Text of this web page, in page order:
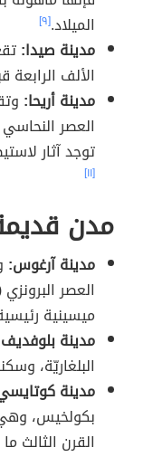
الميلاد.[٩]
مدينة صيدا:
الألف الرابعة
مدينة أريحا:
العصر النحاسي
توجد آثار لاستيطان
[١١]
مدن
مدينة آرغوس:
ميسينية
مدينة
البلغاريّة، وسكنها
مدينة
بكولخيس،
القرن الثالث